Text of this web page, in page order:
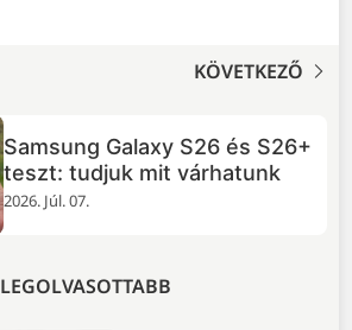
KÖVETKEZŐ
Samsung Galaxy S26 és S26+
teszt: tudjuk mit várhatunk
2026. Júl. 07.
LEGOLVASOTTABB